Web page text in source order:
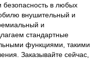
безопасность в любых
внушительный и
и
стандартные
функциями, такими
Заказывайте сейчас,